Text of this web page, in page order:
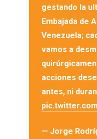
gestando la
Embajada de
Venezuela;
vamos a
acciones
antes, ni
— Jorge